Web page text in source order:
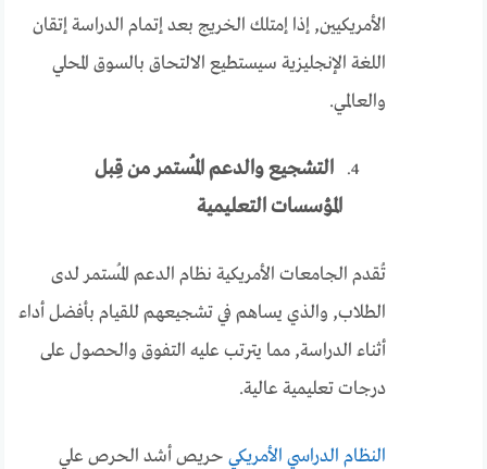
الأمريكيين, إذا إمتلك الخريج بعد إتمام الدراسة إتقان
اللغة الإنجليزية سيستطيع الالتحاق بالسوق المحلي
والعالمي.
التشجيع والدعم المُستمر من قِبل
المؤسسات التعليمية
تُقدم الجامعات الأمريكية نظام الدعم المُستمر لدى
الطلاب, والذي يساهم في تشجيعهم للقيام بأفضل أداء
أثناء الدراسة, مما يترتب عليه التفوق والحصول على
درجات تعليمية عالية.
النظام الدراسي الأمريكي حريص أشد الحرص علي